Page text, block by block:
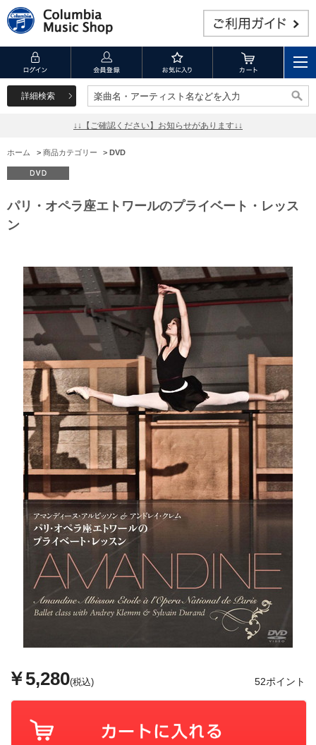
詳細検索 楽曲名・アーティスト名などを入力
楽曲名・アーティスト名などを入力
↓↓【ご確認ください】お知らせがあります↓↓
ホーム > 商品カテゴリー > DVD
パリ・オペラ座エトワールのプライベート・レッス
ン
￥5,280(税込) 52ポイント